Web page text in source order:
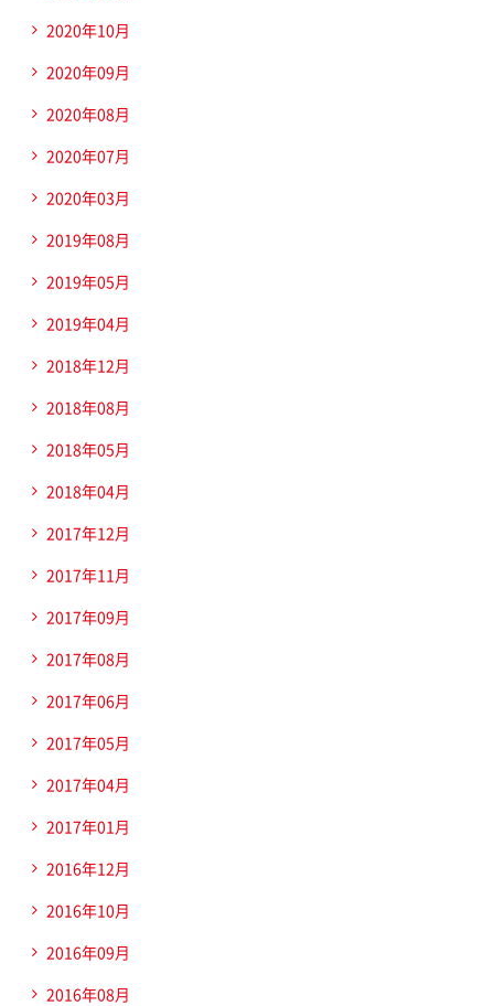
2020年10月
2020年09月
2020年08月
2020年07月
2020年03月
2019年08月
2019年05月
2019年04月
2018年12月
2018年08月
2018年05月
2018年04月
2017年12月
2017年11月
2017年09月
2017年08月
2017年06月
2017年05月
2017年04月
2017年01月
2016年12月
2016年10月
2016年09月
2016年08月